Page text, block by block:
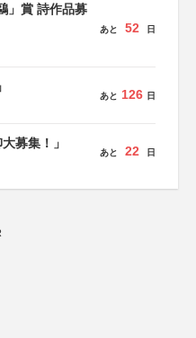
」賞 詩作品募
あと 52 日
あと 126 日
募集！」
あと 22 日